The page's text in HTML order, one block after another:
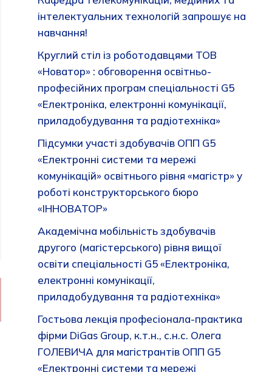
інтелектуальних технологій запрошує на
навчання!
Круглий стіл із роботодавцями ТОВ
«Новатор» : обговорення освітньо-
професійних програм спеціальності G5
«Електроніка, електронні комунікації,
приладобудування та радіотехніка»
Підсумки участі здобувачів ОПП G5
«Електронні системи та мережі
комунікацій» освітнього рівня «магістр» у
роботі конструкторського бюро
«ІННОВАТОР»
Академічна мобільність здобувачів
другого (магістерського) рівня вищої
освіти спеціальності G5 «Електроніка,
електронні комунікації,
приладобудування та радіотехніка»
Гостьова лекція професіонала-практика
фірми DiGas Group, к.т.н., с.н.с. Олега
ГОЛЕВИЧА для магістрантів ОПП G5
«Електронні системи та мережі